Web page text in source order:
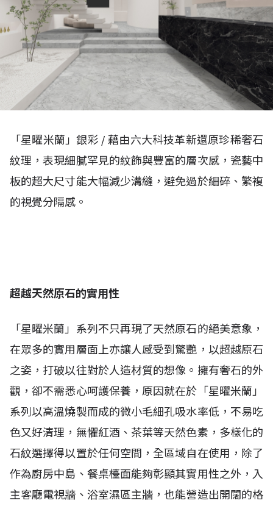
「星曜米蘭」銀彩 / 藉由六大科技革新還原珍稀奢石
紋理，表現細膩罕見的紋飾與豐富的層次感，瓷藝中
板的超大尺寸能大幅減少溝縫，避免過於細碎、繁複
的視覺分隔感。
超越天然原石的實用性
「星曜米蘭」系列不只再現了天然原石的絕美意象，
在眾多的實用層面上亦讓人感受到驚艷，以超越原石
之姿，打破以往對於人造材質的想像。擁有奢石的外
觀，卻不需悉心呵護保養，原因就在於「星曜米蘭」
系列以高溫燒製而成的微小毛細孔吸水率低，不易吃
色又好清理，無懼紅酒、茶葉等天然色素，多樣化的
石紋選擇得以置於任何空間，全區域自在使用，除了
作為廚房中島、餐桌檯面能夠彰顯其實用性之外，入
主客廳電視牆、浴室濕區主牆，也能營造出開闊的格